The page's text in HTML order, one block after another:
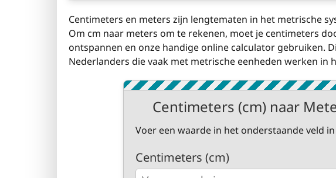
Centimeters en meters zijn lengtematen in het metrische
Om cm naar meters om te rekenen, moet je centimeters
ontspannen en onze handige online calculator gebruiken.
Nederlanders die vaak met metrische eenheden werken in
Centimeters (cm) naar
Voer een waarde in het onderstaande veld
Centimeters (cm)